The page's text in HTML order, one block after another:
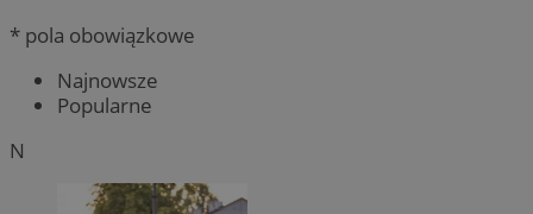
* pola obowiązkowe
Najnowsze
Popularne
N